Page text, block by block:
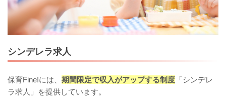
シンデレラ求人
保育Fine!には、 期間限定で収入がアップする制度 「シンデレ
ラ求人」を提供しています。